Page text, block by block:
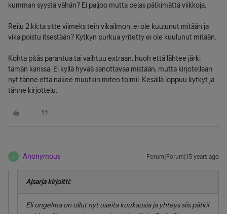
kumman syystä vähän? Ei paljoo mutta pelas pätkimättä viikkoja.
Reilu 2 kk:ta sitte viimeks tein vikailmon, ei ole kuulunut mitään ja
vika poistu itsestään? Kytkyn purkua yritetty ei ole kuulunut mitään.
Kohta pitäs parantua tai vaihtuu extraan..huoh että lähtee järki
tämän kanssa. Ei kyllä hyvää sanottavaa mistään, mutta kirjotellaan
nyt tänne että näkee muutkin miten toimii. Kesällä loppuu kytkyt ja
tänne kirjottelu.
A Anonymous Forum|Forum|15 years ago
Ajsarja kirjoitti:
Eli ongelma on ollut nyt useita kuukausia ja yhteys siis pätkii